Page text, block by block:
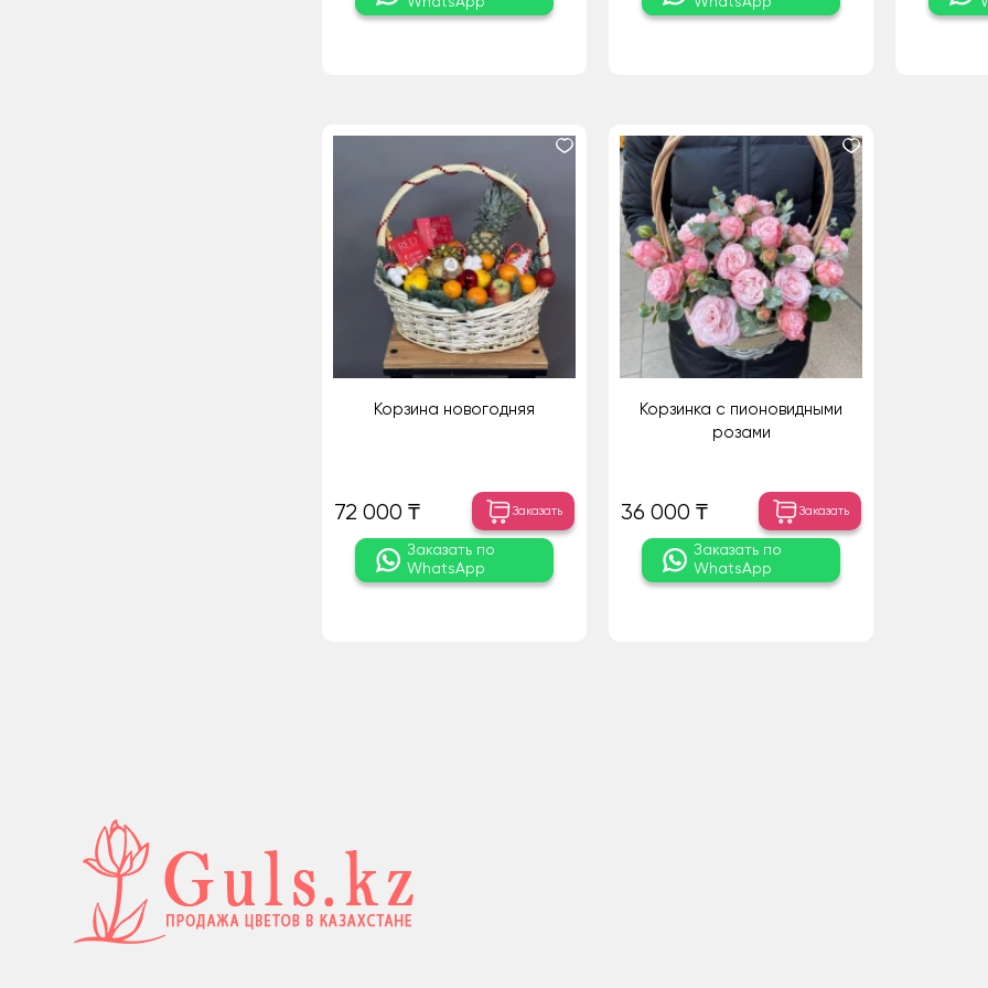
Корзина новогодняя
72 000 ₸ Заказать
Заказать по
WhatsApp
Корзинка с пионовидными
розами
36 000 ₸ Заказать
Заказать по
WhatsApp